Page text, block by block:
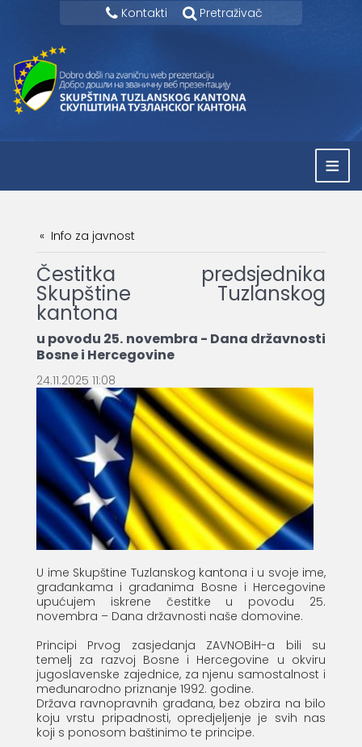
Kontakti Pretraživač
≡
Info za javnost
Čestitka predsjednika
Skupštine Tuzlanskog
kantona
u povodu 25. novembra - Dana državnosti
Bosne i Hercegovine
24.11.2025 11:08
U ime Skupštine Tuzlanskog kantona i u svoje ime,
građankama i građanima Bosne i Hercegovine
upućujem iskrene čestitke u povodu 25.
novembra – Dana državnosti naše domovine.
Principi Prvog zasjedanja ZAVNOBiH-a bili su
temelj za razvoj Bosne i Hercegovine u okviru
jugoslavenske zajednice, za njenu samostalnost i
međunarodno priznanje 1992. godine.
Država ravnopravnih građana, bez obzira na bilo
koju vrstu pripadnosti, opredjeljenje je svih nas
koji s ponosom baštinimo te principe.